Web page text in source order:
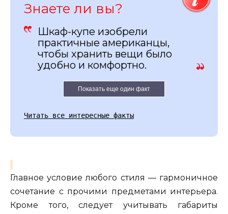
Знаете ли вы?
Шкаф-купе изобрели
практичные американцы,
чтобы хранить вещи было
удобно и комфортно.
Показать еще один факт
Читать все интересные факты
Главное условие любого стиля — гармоничное
сочетание с прочими предметами интерьера.
Кроме того, следует учитывать габариты